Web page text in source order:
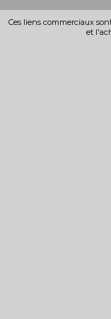
Ces liens commerciaux
et